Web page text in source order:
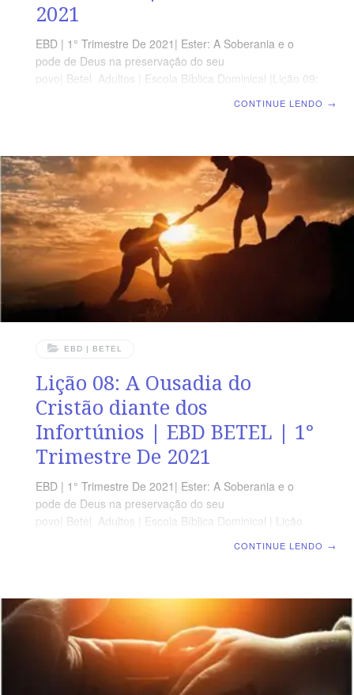
2021
EBD | 1° Trimestre De 2021| Ester: A Soberania e o
pode de Deus na preservação do seu
povo| Betel Adultos | Escola Bíblica Dominical |Lição 09:
Senhor chega na hora certa. TEXTO ÁUREO “Então
disse o rei: Que honra e galardão se deu por isto a
Mardoqueu? E os mancebos do rei, seus servos,
disseram: Coisa nenhuma se lhe
CONTINUE LENDO →
EBD | BETEL
Lição 08: A Ousadia do
Cristão diante dos
Infortúnios | EBD BETEL | 1°
Trimestre De 2021
EBD | 1° Trimestre De 2021| Ester: A Soberania e o
pode de Deus na preservação do seu
povo| Betel Adultos | Escola Bíblica Dominical | Lição
TEXTO ÁUREO “Então o rei lhe disse: Que é o que
tens, rainha Ester, ou qual é a tua petição? Até metade
do reino se te dará.” Ester 5.3 VERDADE APLICADA A
ousadia do cristão
CONTINUE LENDO →